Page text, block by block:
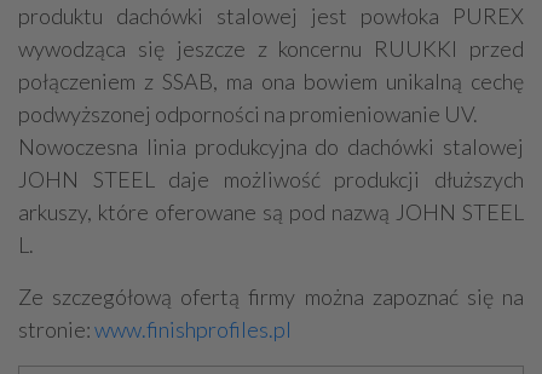
produktu dachówki stalowej jest powłoka PUREX
wywodząca się jeszcze z koncernu RUUKKI przed
połączeniem z SSAB, ma ona bowiem unikalną cechę
podwyższonej odporności na promieniowanie UV.
Nowoczesna linia produkcyjna do dachówki stalowej
JOHN STEEL daje możliwość produkcji dłuższych
arkuszy, które oferowane są pod nazwą JOHN STEEL
L.
Ze szczegółową ofertą firmy można zapoznać się na
stronie:www.finishprofiles.pl